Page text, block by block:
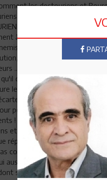
les destouriens et
mais seulement contre
HONTEUX MAIS FIER
à écarter de la vie
! Comme si le peuple les
ce sont plutôt eux, les
... avalant toutes les
déshonore !! Le projet de
les anciens du RCD ... est
un redoutable
personne, puisque ce parti
! Ce qui fait que leurs
et des RCD-istes ! Donc pas
répète à loisir BCE ! Et c'est
confiance !!! C'est çà la
aussi Nida Tounes. Son
son fils est adepte, - soit